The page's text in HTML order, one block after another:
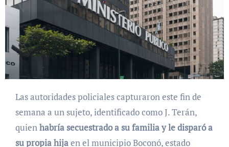
Las autoridades policiales capturaron este fin de
semana a un sujeto, identificado como J. Terán,
quienhabría secuestrado a su familia y le disparó a
su propia hijaen el municipio Boconó, estado